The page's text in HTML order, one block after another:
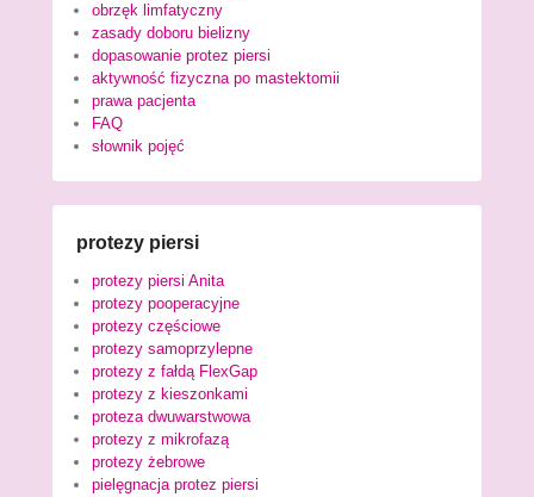
obrzęk limfatyczny
zasady doboru bielizny
dopasowanie protez piersi
aktywność fizyczna po mastektomii
prawa pacjenta
FAQ
słownik pojęć
protezy piersi
protezy piersi Anita
protezy pooperacyjne
protezy częściowe
protezy samoprzylepne
protezy z fałdą FlexGap
protezy z kieszonkami
proteza dwuwarstwowa
protezy z mikrofazą
protezy żebrowe
pielęgnacja protez piersi